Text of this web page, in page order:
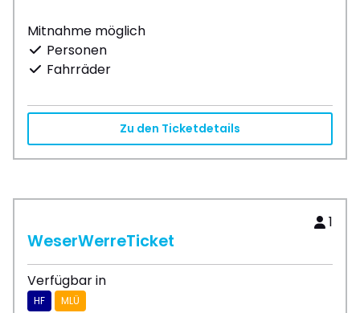
Mitnahme möglich
Personen
Fahrräder
Zu den Ticketdetails
1
WeserWerreTicket
Verfügbar in
HF MLÜ